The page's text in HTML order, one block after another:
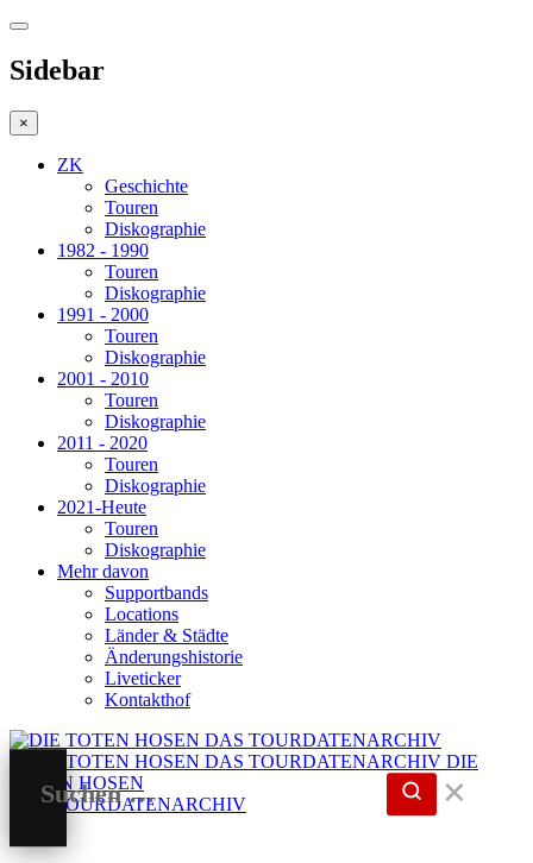
Sidebar
×
ZK
Geschichte
Touren
Diskographie
1982 - 1990
Touren
Diskographie
1991 - 2000
Touren
Diskographie
2001 - 2010
Touren
Diskographie
2011 - 2020
Touren
Diskographie
2021-Heute
Touren
Diskographie
Mehr davon
Supportbands
Locations
Länder & Städte
Änderungshistorie
Liveticker
Kontakthof
DIE
TOTEN HOSEN
DAS TOURDATENARCHIV
✕